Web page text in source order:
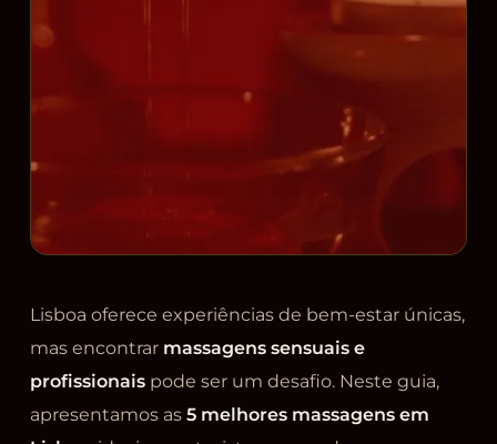
Lisboa oferece experiências de bem-estar únicas,
mas encontrar massagens sensuais e
profissionaispode ser um desafio. Neste guia,
apresentamos as 5 melhores massagens em